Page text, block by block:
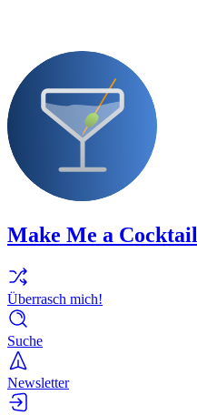
Make Me a Cocktail
Überrasch mich!
Suche
Newsletter